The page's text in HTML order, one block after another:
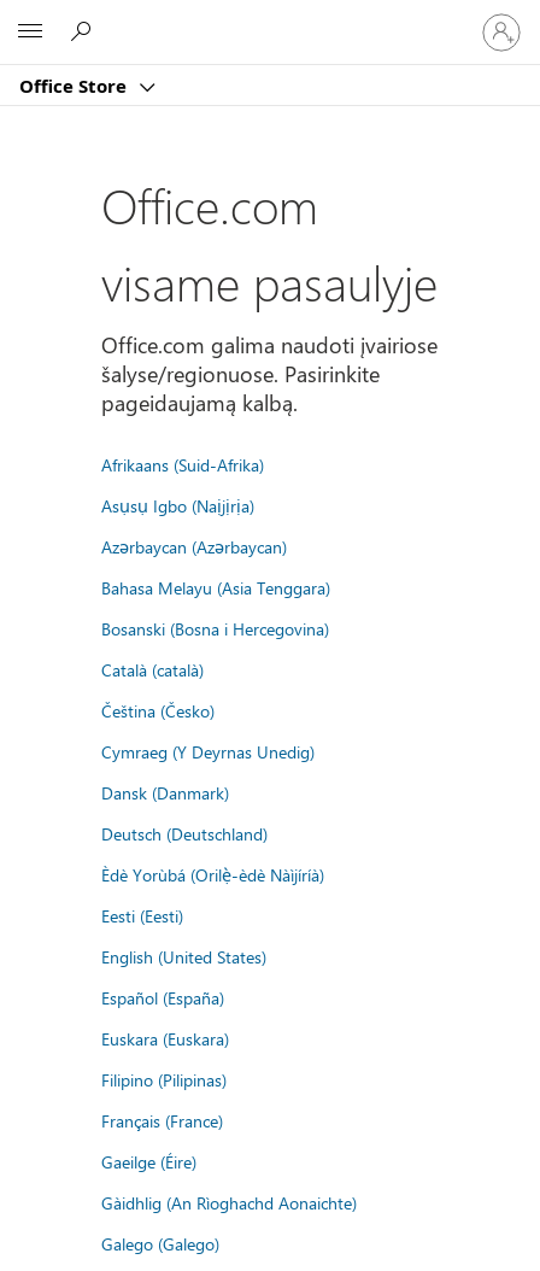
Office Store
prie
Office.com
visame pasaulyje
Office.com galima naudoti įvairiose
šalyse/regionuose. Pasirinkite
pageidaujamą kalbą.
Afrikaans (Suid-Afrika)
Asụsụ Igbo (Naịjịrịa)
Azərbaycan (Azərbaycan)
Bahasa Melayu (Asia Tenggara)
Bosanski (Bosna i Hercegovina)
Català (català)
Čeština (Česko)
Cymraeg (Y Deyrnas Unedig)
Dansk (Danmark)
Deutsch (Deutschland)
Èdè Yorùbá (Orilẹ̀-èdè Nàìjíríà)
Eesti (Eesti)
English (United States)
Español (España)
Euskara (Euskara)
Filipino (Pilipinas)
Français (France)
Gaeilge (Éire)
Gàidhlig (An Rìoghachd Aonaichte)
Galego (Galego)